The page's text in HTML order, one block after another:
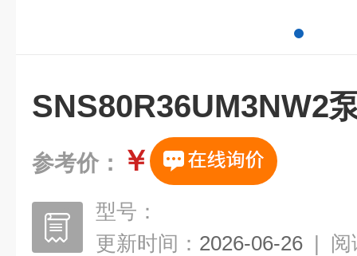
SNS80R36UM3NW2
参考价： ￥
型号：
更新时间： 2026-06-26 | 阅